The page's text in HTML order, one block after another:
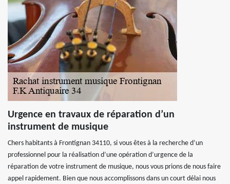
Urgence en travaux de réparation d’un
instrument de musique
Chers habitants à Frontignan 34110, si vous êtes à la recherche d’un
professionnel pour la réalisation d’une opération d’urgence de la
réparation de votre instrument de musique, nous vous prions de nous faire
appel rapidement. Bien que nous accomplissons dans un court délai nous